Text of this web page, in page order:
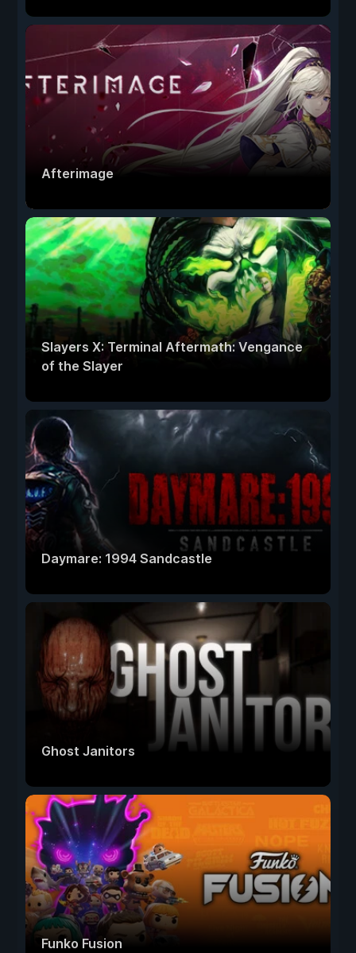
Afterimage
Slayers X: Terminal Aftermath: Vengance
of the Slayer
Daymare: 1994 Sandcastle
Ghost Janitors
Funko Fusion